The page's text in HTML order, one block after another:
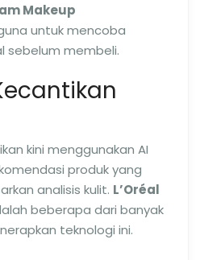
Makeup
untuk mencoba
sebelum membeli.
kini menggunakan AI
produk yang
analisis kulit. L’Oréal
beberapa dari banyak
teknologi ini.